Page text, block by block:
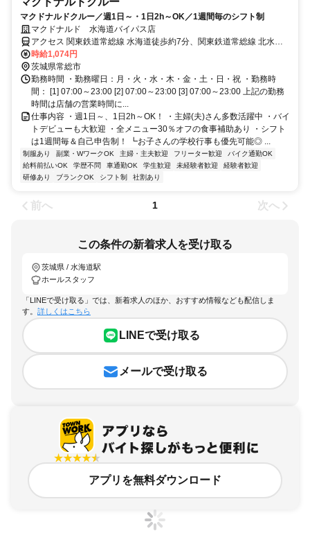
マクドナルドクルー／週1日～・1日2h～OK／1週間毎のシフト制
マクドナルド 水海道バイパス店
アクセス 関東鉄道常総線 水海道徒歩約7分、関東鉄道常総線 北水海
道徒歩約22分、関東鉄道常総線 中妻徒歩約44分 水海道 [関東鉄道常
総線] 北水海道 [関東鉄道常総線] 中妻 [関東鉄道常総線] 小絹 [関東鉄道
常総線] みらい平 [首都圏新都市鉄道つくばエクスプレス]
時給1,074円
茨城県常総市
勤務時間 ・勤務曜日：月・火・水・木・金・土・日・祝 ・勤務時
間： [1] 07:00～23:00 [2] 07:00～23:00 [3] 07:00～23:00 上記の勤務
時間は店舗の営業時間に...
仕事内容 ・週1日～、1日2h～OK！ ・主婦(夫)さん多数活躍中 ・バイ
トデビューも大歓迎 ・全メニュー30％オフの食事補助あり ・シフト
は1週間毎＆自己申告制！ ┗お子さんの学校行事も優先可能◎ ...
制服あり 副業・WワークOK 主婦・主夫歓迎 フリーター歓迎
バイク通勤OK
給料前払いOK
学歴不問 車通勤OK 学生歓迎 未経験者歓迎
経験者歓迎
研修あり
ブランクOK シフト制 社割あり
前へ 1 次へ
この条件の新着求人を受け取る
茨城県 / 水海道駅
ホールスタッフ
「LINEで受け取る」では、新着求人のほか、おすすめ情報なども配信しま
す。 詳しくはこちら
LINEで受け取る
メールで受け取る
アプリを無料ダウンロード